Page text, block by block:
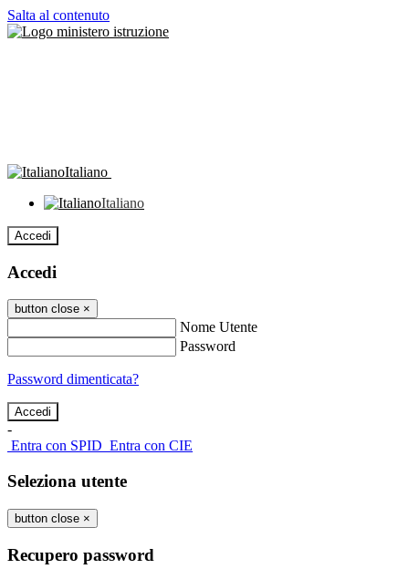
Salta al contenuto
Italiano
Italiano
Accedi
Accedi
button close ×
Nome Utente
Password
Password dimenticata?
-
Entra con SPID Entra con CIE
Seleziona utente
button close ×
Recupero password